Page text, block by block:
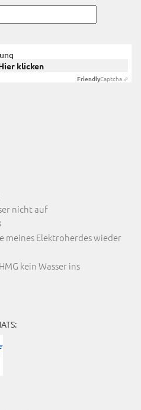
klicken
FriendlyCaptcha ⇗
nicht auf
meines Elektroherdes wieder
kein Wasser ins